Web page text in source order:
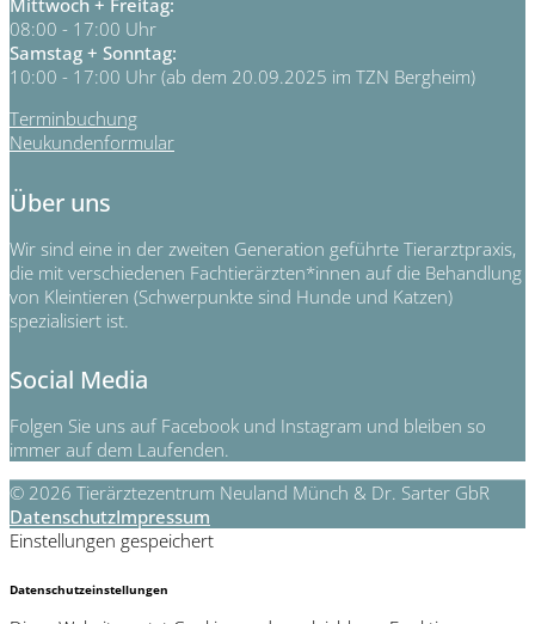
08:00 - 17:00 Uhr
Samstag + Sonntag:
10:00 - 17:00 Uhr (ab dem 20.09.2025 im TZN Bergheim)
Terminbuchung
Neukundenformular
Über uns
Wir sind eine in der zweiten Generation geführte Tierarztpraxis,
die mit verschiedenen Fachtierärzten*innen auf die Behandlung
von Kleintieren (Schwerpunkte sind Hunde und Katzen)
spezialisiert ist.
Social Media
Folgen Sie uns auf Facebook und Instagram und bleiben so
immer auf dem Laufenden.
© 2026 Tierärztezentrum Neuland Münch & Dr. Sarter GbR
DatenschutzImpressum
Einstellungen gespeichert
Datenschutzeinstellungen